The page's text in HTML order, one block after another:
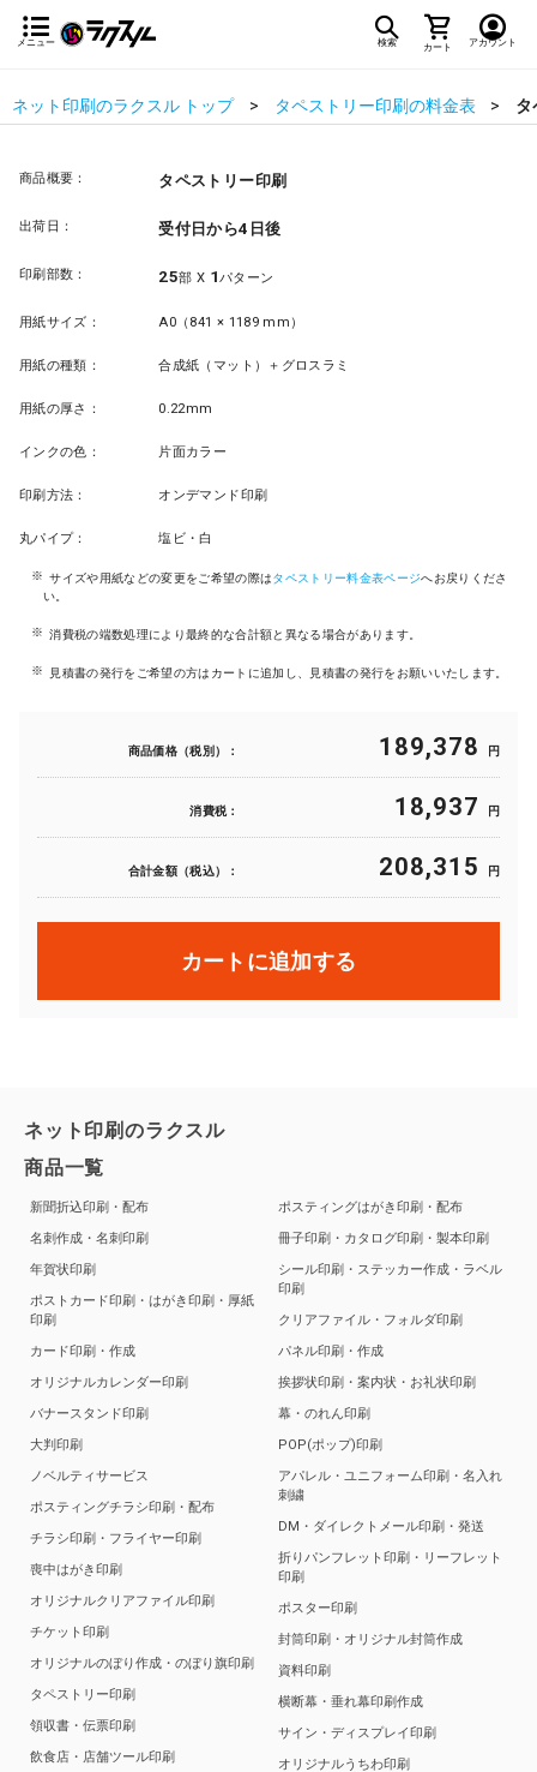
メニュー 検索 カート アカウント
ネット印刷のラクスル トップ タペストリー印刷の料金表 タ
商品概要： タペストリー印刷
出荷日： 受付日から4日後
印刷部数： 25部 X 1パターン
用紙サイズ： A0（841 × 1189 mm）
用紙の種類： 合成紙（マット）＋グロスラミ
用紙の厚さ： 0.22mm
インクの色： 片面カラー
印刷方法： オンデマンド印刷
丸パイプ： 塩ビ・白
サイズや用紙などの変更をご希望の際はタペストリー料金表ページへお戻りくださ
い。
消費税の端数処理により最終的な合計額と異なる場合があります。
見積書の発行をご希望の方はカートに追加し、見積書の発行をお願いいたします。
商品価格（税別）： 189,378 円
消費税： 18,937 円
合計金額（税込）： 208,315 円
カートに追加する
ネット印刷のラクスル
商品一覧
新聞折込印刷・配布
名刺作成・名刺印刷
年賀状印刷
ポストカード印刷・はがき印刷・厚紙
印刷
カード印刷・作成
オリジナルカレンダー印刷
バナースタンド印刷
大判印刷
ノベルティサービス
ポスティングチラシ印刷・配布
チラシ印刷・フライヤー印刷
喪中はがき印刷
オリジナルクリアファイル印刷
チケット印刷
オリジナルのぼり作成・のぼり旗印刷
タペストリー印刷
領収書・伝票印刷
飲食店・店舗ツール印刷
ポスティングはがき印刷・配布
冊子印刷・カタログ印刷・製本印刷
シール印刷・ステッカー作成・ラベル
印刷
クリアファイル・フォルダ印刷
パネル印刷・作成
挨拶状印刷・案内状・お礼状印刷
幕・のれん印刷
POP(ポップ)印刷
アパレル・ユニフォーム印刷・名入れ
刺繍
DM・ダイレクトメール印刷・発送
折りパンフレット印刷・リーフレット
印刷
ポスター印刷
封筒印刷・オリジナル封筒作成
資料印刷
横断幕・垂れ幕印刷作成
サイン・ディスプレイ印刷
オリジナルうちわ印刷